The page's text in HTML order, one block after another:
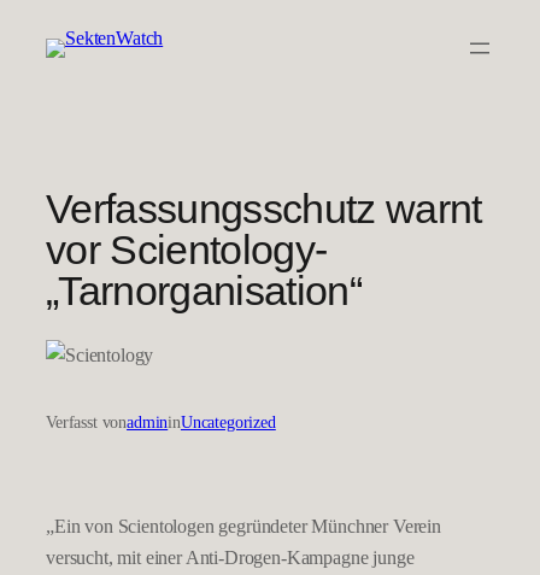
Inhalt
Verfassungsschutz warnt
vor Scientology-
„Tarnorganisation“
Verfasst vonadmininUncategorized
„Ein von Scientologen gegründeter Münchner Verein
versucht, mit einer Anti-Drogen-Kampagne junge